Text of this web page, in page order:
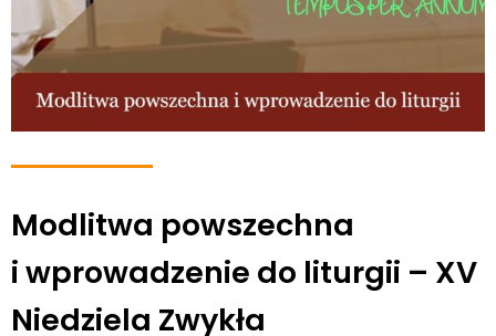
Modlitwa powszechna
i wprowadzenie do liturgii – XV
Niedziela Zwykła